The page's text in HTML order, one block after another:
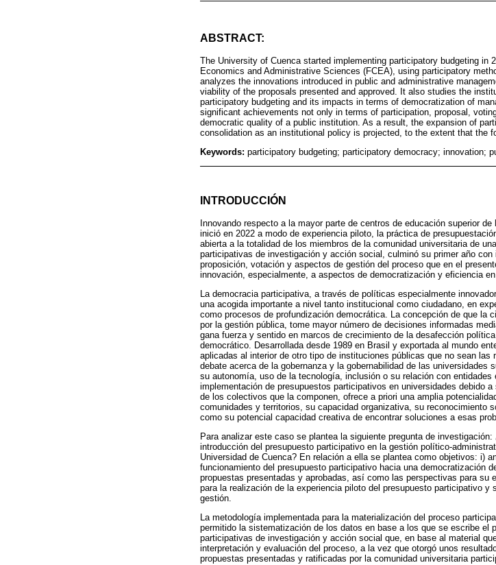
ABSTRACT:
The University of Cuenca started implementing participatory budgeting in
Economics and Administrative Sciences (FCEA), using participatory
analyzes the innovations introduced in public and administrative
viability of the proposals presented and approved. It also studies the
participatory budgeting and its impacts in terms of democratization of
significant achievements not only in terms of participation, proposal,
democratic quality of a public institution. As a result, the expansion of
consolidation as an institutional policy is projected, to the extent that the
Keywords: participatory budgeting; participatory democracy; innovation;
INTRODUCCIÓN
Innovando respecto a la mayor parte de centros de educación superior
inició en 2022 a modo de experiencia piloto, la práctica de
abierta a la totalidad de los miembros de la comunidad universitaria de
participativas de investigación y acción social, culminó su primer año
proposición, votación y aspectos de gestión del proceso que en el
innovación, especialmente, a aspectos de democratización y eficiencia
La democracia participativa, a través de políticas especialmente
una acogida importante a nivel tanto institucional como ciudadano, en
como procesos de profundización democrática. La concepción de que la
por la gestión pública, tome mayor número de decisiones informadas
gana fuerza y sentido en marcos de crecimiento de la desafección
democrático. Desarrollada desde 1989 en Brasil y exportada al mundo
aplicadas al interior de otro tipo de instituciones públicas que no sean
debate acerca de la gobernanza y la gobernabilidad de las
su autonomía, uso de la tecnología, inclusión o su relación con
implementación de presupuestos participativos en universidades debido
de los colectivos que la componen, ofrece a priori una amplia
comunidades y territorios, su capacidad organizativa, su reconocimiento
como su potencial capacidad creativa de encontrar soluciones a esas
Para analizar este caso se plantea la siguiente pregunta de
introducción del presupuesto participativo en la gestión político-
Universidad de Cuenca? En relación a ella se plantea como objetivos: i)
funcionamiento del presupuesto participativo hacia una democratización
propuestas presentadas y aprobadas, así como las perspectivas para
para la realización de la experiencia piloto del presupuesto participativo
gestión.
La metodología implementada para la materialización del proceso
permitido la sistematización de los datos en base a los que se escribe el
participativas de investigación y acción social que, en base al material
interpretación y evaluación del proceso, a la vez que otorgó unos
propuestas presentadas y ratificadas por la comunidad universitaria